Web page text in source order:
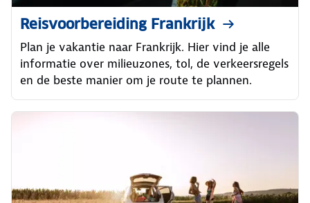
Reisvoorbereiding Frankrijk
Plan je vakantie naar Frankrijk. Hier vind je alle
informatie over milieuzones, tol, de verkeersregels
en de beste manier om je route te plannen.